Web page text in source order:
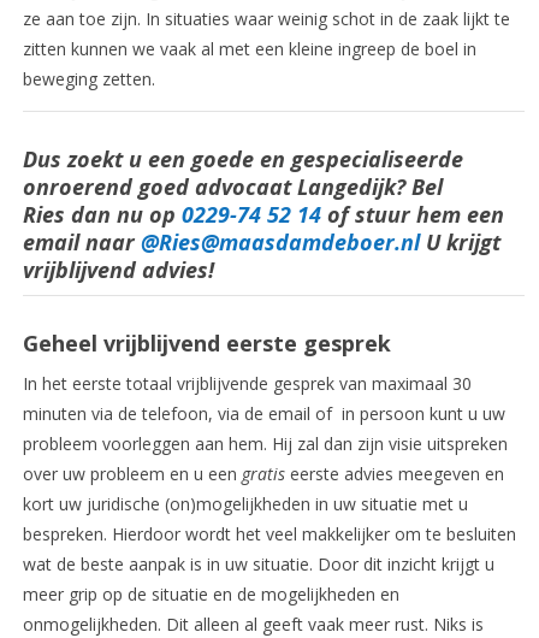
ze aan toe zijn. In situaties waar weinig schot in de zaak lijkt te
zitten kunnen we vaak al met een kleine ingreep de boel in
beweging zetten.
Dus zoekt u een goede en gespecialiseerde
onroerend goed advocaat Langedijk? Bel
Ries dan nu op 0229-74 52 14of stuur hem een
email naar @Ries@maasdamdeboer.nl U krijgt
vrijblijvend advies!
Geheel vrijblijvend eerste gesprek
In het eerste totaal vrijblijvende gesprek van maximaal 30
minuten via de telefoon, via de email of in persoon kunt u uw
probleem voorleggen aan hem. Hij zal dan zijn visie uitspreken
over uw probleem en u een gratiseerste advies meegeven en
kort uw juridische (on)mogelijkheden in uw situatie met u
bespreken. Hierdoor wordt het veel makkelijker om te besluiten
wat de beste aanpak is in uw situatie. Door dit inzicht krijgt u
meer grip op de situatie en de mogelijkheden en
onmogelijkheden. Dit alleen al geeft vaak meer rust. Niks is